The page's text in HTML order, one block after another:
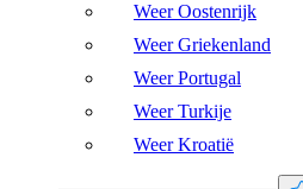
Weer Oostenrijk
Weer Griekenland
Weer Portugal
Weer Turkije
Weer Kroatië